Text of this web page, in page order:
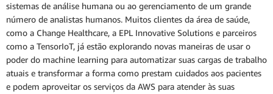
sistemas de análise humana ou ao gerenciamento de um grande
número de analistas humanos. Muitos clientes da área de saúde,
como a Change Healthcare, a EPL Innovative Solutions e parceiros
como a TensorIoT, já estão explorando novas maneiras de usar o
poder do machine learning para automatizar suas cargas de trabalho
atuais e transformar a forma como prestam cuidados aos pacientes
e podem aproveitar os serviços da AWS para atender às suas